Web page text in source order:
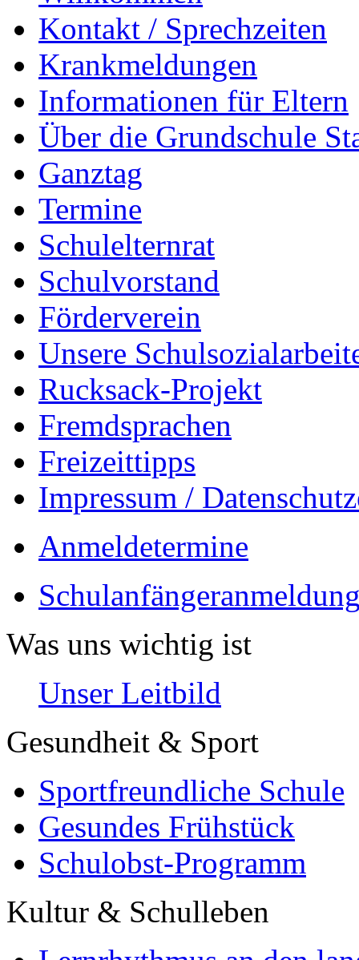
Kontakt / Sprechzeiten
Krankmeldungen
Informationen für Eltern
Über die Grundschule
Ganztag
Termine
Schulelternrat
Schulvorstand
Förderverein
Unsere
Rucksack-Projekt
Fremdsprachen
Freizeittipps
Impressum /
Anmeldetermine
Was uns wichtig ist
Unser Leitbild
Gesundheit & Sport
Sportfreundliche Schule
Gesundes Frühstück
Schulobst-Programm
Kultur & Schulleben